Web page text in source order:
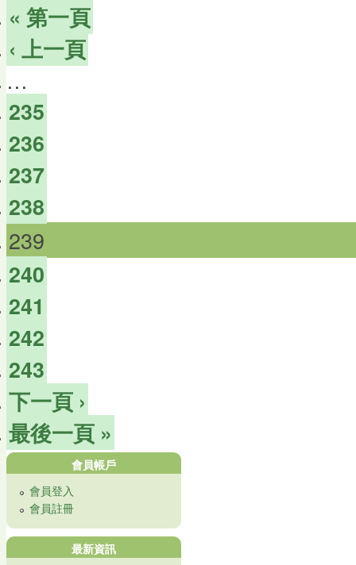
« 第一頁
‹ 上一頁
…
235
236
237
238
239
240
241
242
243
下一頁 ›
最後一頁 »
會員帳戶
會員登入
會員註冊
最新資訊